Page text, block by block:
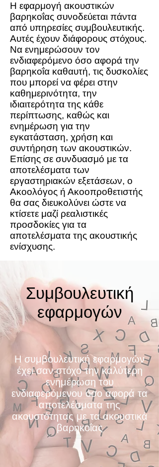
Η εφαρμογή ακουστικών
βαρηκοΐας συνοδεύεται πάντα
από υπηρεσίες συμβουλευτικής.
Αυτές έχουν διάφορους στόχους.
Να ενημερώσουν τον
ενδιαφερόμενο όσο αφορά την
βαρηκοΐα καθαυτή, τις δυσκολίες
που μπορεί να φέρει στην
καθημερινότητα, την
ιδιαιτερότητα της κάθε
περίπτωσης, καθώς και
ενημέρωση για την
εγκατάσταση, χρήση και
συντήρηση των ακουστικών.
Επίσης σε συνδυασμό με τα
αποτελέσματα των
εργαστηριακών εξετάσεων, ο
Ακοολόγος ή Ακοοπροθετιστής
θα σας διευκολύνει ώστε να
κτίσετε μαζί ρεαλιστικές
προσδοκίες για τα
αποτελέσματα της ακουστικής
ενίσχυσης.
Συμβουλευτική
εφαρμογών
Η συμβουλευτική εφαρμογών
έχει σαν στόχο την καλύτερη
ενημέρωση του
ενδιαφερόμενου όσο αφορά τα
αποτελέσματα της
ακουστότητας με τα ακουστικά
βαρηκοΐας